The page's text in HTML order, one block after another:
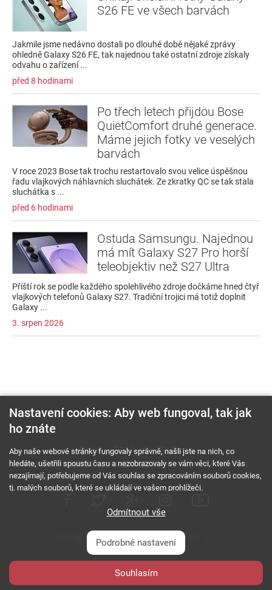
S26 FE ve všech barvách
Jakmile jsme nedávno dostali po dlouhé době nějaké zprávy
ohledně Galaxy S26 FE, tak najednou také ostatní zdroje získaly
odvahu o zařízení ...
před 8 hodinami
Po třech letech přijdou Bose
QuietComfort druhé generace.
Máme jejich fotky ve veselých
barvách
V roce 2023 Bose tak trochu restartovalo svou velice úspěšnou
řadu vlajkových náhlavních sluchátek. Ze zkratky QC se tak stala
sluchátka s ...
před 6 hodinami
Ostuda Samsungu. Najednou
má mít Galaxy S27 Pro horší
teleobjektiv než S27 Ultra
Příští rok se podle každého spolehlivého zdroje dočkáme hned čtyř
vlajkových telefonů Galaxy S27. Tradiční trojici má totiž doplnit
Galaxy ...
3. srpen 2026
O nás RSS feed
Reklama
Podmínky použití a ochrana soukromí
Cookies Kariéra
Copyright © 2000 - 2026 NetComp, spol. s r.o.
Všechna práva vyhrazena.
PESL.NAME
Nastavení cookies: Aby web fungoval, tak jak
ho znáte
Aby naše webové stránky fungovaly správně, našli jste na nich, co
hledáte, ušetřili spoustu času a nezobrazovaly se vám věci, které Vás
nezajímají, potřebujeme od Vás souhlas se zpracováním souborů cookies,
tj. malých souborů, které se ukládají ve vašem prohlížeči.
Odmítnout vše
Podrobné nastavení
Souhlasím